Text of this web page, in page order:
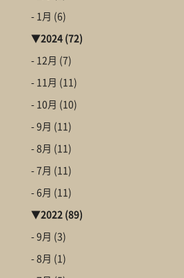
- 1月 (6)
▼2024(72)
- 12月 (7)
- 11月 (11)
- 10月 (10)
- 9月 (11)
- 8月 (11)
- 7月 (11)
- 6月 (11)
▼2022 (89)
- 9月 (3)
- 8月 (1)